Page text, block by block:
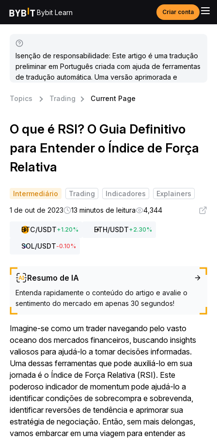
Bybit Learn Criar conta
Isenção de responsabilidade: Este artigo é uma tradução
preliminar em Português criada com ajuda de ferramentas
de tradução automática. Uma versão aprimorada e
Topics
Trading Current Page
O que é RSI? O Guia Definitivo
para Entender o Índice de Força
Relativa
Intermediário Trading Indicadores
Explainers
1 de out de 2023
13 minutos de leitura 4,344
BTC/USDT+1.20% ETH/USDT+2.30%
SOL/USDT-0.10%
Resumo de IA
Entenda rapidamente o conteúdo do artigo e avalie o
sentimento do mercado em apenas 30 segundos!
Imagine-se como um trader navegando pelo vasto
oceano dos mercados financeiros, buscando insights
valiosos para ajudá-lo a tomar decisões informadas.
Uma dessas ferramentas que pode auxiliá-lo em sua
jornada é o Índice de Força Relativa (RSI). Este
poderoso indicador de momentum pode ajudá-lo a
identificar condições de sobrecompra e sobrevenda,
identificar reversões de tendência e aprimorar sua
estratégia de negociação. Então, sem mais delongas,
vamos embarcar em uma viagem para entender as